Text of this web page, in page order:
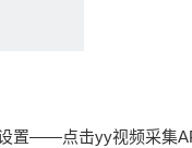
——点击yy视频采集